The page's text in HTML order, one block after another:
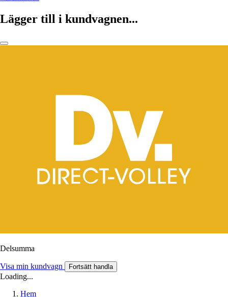
Lägger till i kundvagnen...
Delsumma
Visa min kundvagn Fortsätt handla
Loading...
Hem